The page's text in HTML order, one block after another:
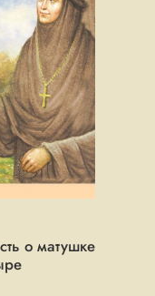
о матушке